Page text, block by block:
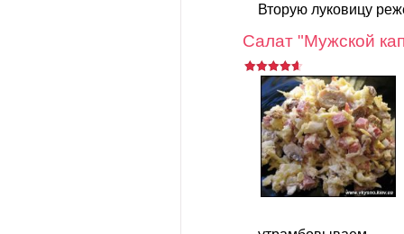
Вторую луковицу
Салат "Мужской